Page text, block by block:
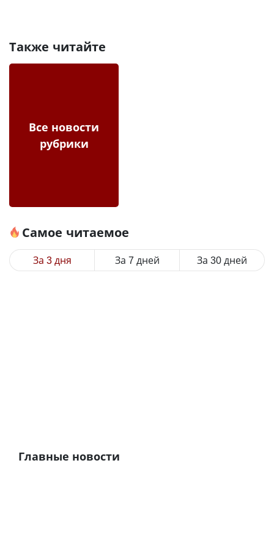
Также читайте
Все новости
рубрики
Самое читаемое
За 3 дня За 7 дней За 30 дней
Главные новости